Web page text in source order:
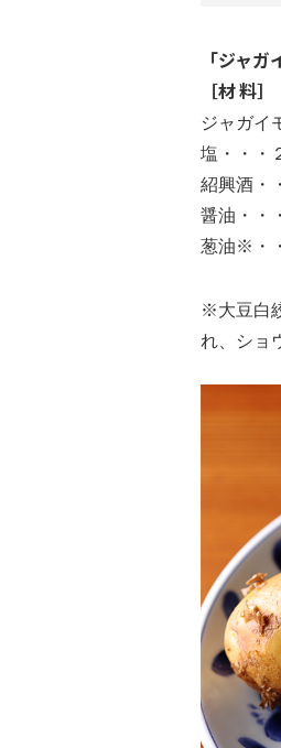
「ジャ
［材 料
ジャガイ
塩・・・
紹興酒・
醤油・・
葱油※・
※大豆白
れ、ショ